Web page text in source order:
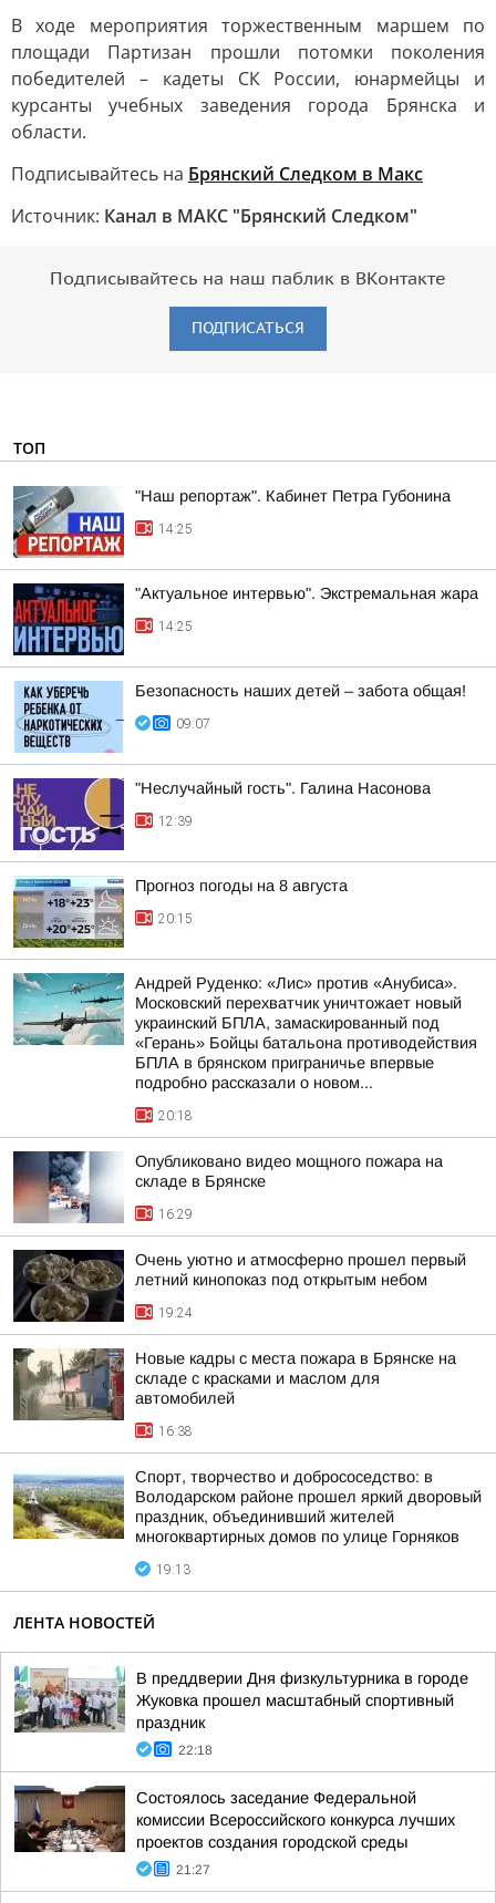
В ходе мероприятия торжественным маршем по
площади Партизан прошли потомки поколения
победителей – кадеты СК России, юнармейцы и
курсанты учебных заведения города Брянска и
области.
Подписывайтесь на Брянский Следком в Макс
Источник: Канал в МАКС "Брянский Следком"
Подписывайтесь на наш паблик в ВКонтакте
ПОДПИСАТЬСЯ
ТОП
"Наш репортаж". Кабинет Петра Губонина
14:25
"Актуальное интервью". Экстремальная жара
14:25
Безопасность наших детей – забота общая!
09:07
"Неслучайный гость". Галина Насонова
12:39
Прогноз погоды на 8 августа
20:15
Андрей Руденко: «Лис» против «Анубиса».
Московский перехватчик уничтожает новый
украинский БПЛА, замаскированный под
«Герань» Бойцы батальона противодействия
БПЛА в брянском приграничье впервые
подробно рассказали о новом...
20:18
Опубликовано видео мощного пожара на
складе в Брянске
16:29
Очень уютно и атмосферно прошел первый
летний кинопоказ под открытым небом
19:24
Новые кадры с места пожара в Брянске на
складе с красками и маслом для
автомобилей
16:38
Спорт, творчество и добрососедство: в
Володарском районе прошел яркий дворовый
праздник, объединивший жителей
многоквартирных домов по улице Горняков
19:13
ЛЕНТА НОВОСТЕЙ
В преддверии Дня физкультурника в городе
Жуковка прошел масштабный спортивный
праздник
22:18
Состоялось заседание Федеральной
комиссии Всероссийского конкурса лучших
проектов создания городской среды
21:27